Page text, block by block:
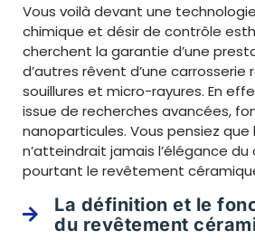
Vous voilà devant une
chimique et désir de contrôle
cherchent la garantie d’une
d’autres rêvent d’une
souillures et micro-rayures. En
issue de recherches avancées,
nanoparticules. Vous pensiez que
n’atteindrait jamais l’élégance du
pourtant le revêtement
La définition et le
du revêtement